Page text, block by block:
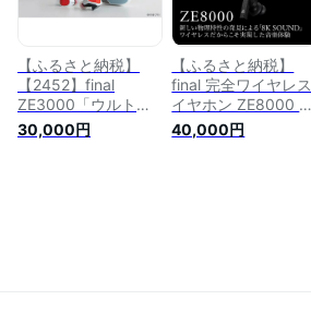
bluetoothイヤホン
ワイヤレスイヤホン
ン 無線イヤホン
スイヤフォン 無線イ
ヤホン ブルートゥー
スイヤホン
【ふるさと納税】
【2452】final
ZE3000「ウルトラ
警備隊モデル」完全
ワイヤレスイヤホン
30,000円
【ふるさと納税】
final 完全ワイヤレス
イヤホン ZE8000 |
8K SOUND 新しい音
楽体験 ノイズキャン
40,000円